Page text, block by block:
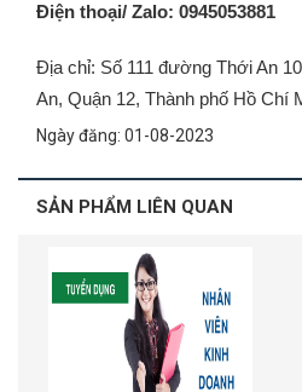
Điện thoại/ Zalo: 0945053881
Địa chỉ: Số 111 đường Thới An
An, Quận 12, Thành phố Hồ Chí
Ngày đăng: 01-08-2023
SẢN PHẨM LIÊN QUAN